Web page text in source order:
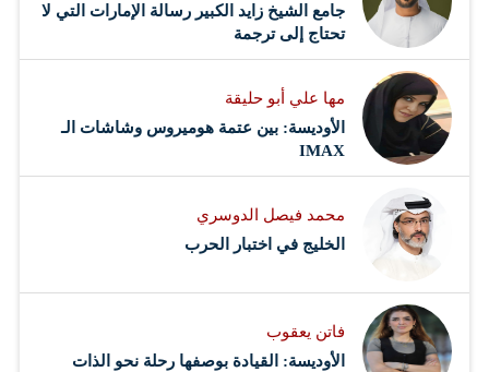
جامع الشيخ زايد الكبير رسالة الإمارات التي لا
تحتاج إلى ترجمة
مها علي أبو حليقة
الأوديسة: بين عتمة هوميروس وشاشات الـ
IMAX
محمد فيصل الدوسري ​
‏الخليج في اختبار الحرب
فاتن يعقوب
الأوديسة: القيادة بوصفها رحلة نحو الذات